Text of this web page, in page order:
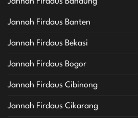
Jannah Firdaus Bandung
Jannah Firdaus Banten
Jannah Firdaus Bekasi
Jannah Firdaus Bogor
Jannah Firdaus Cibinong
Jannah Firdaus Cikarang